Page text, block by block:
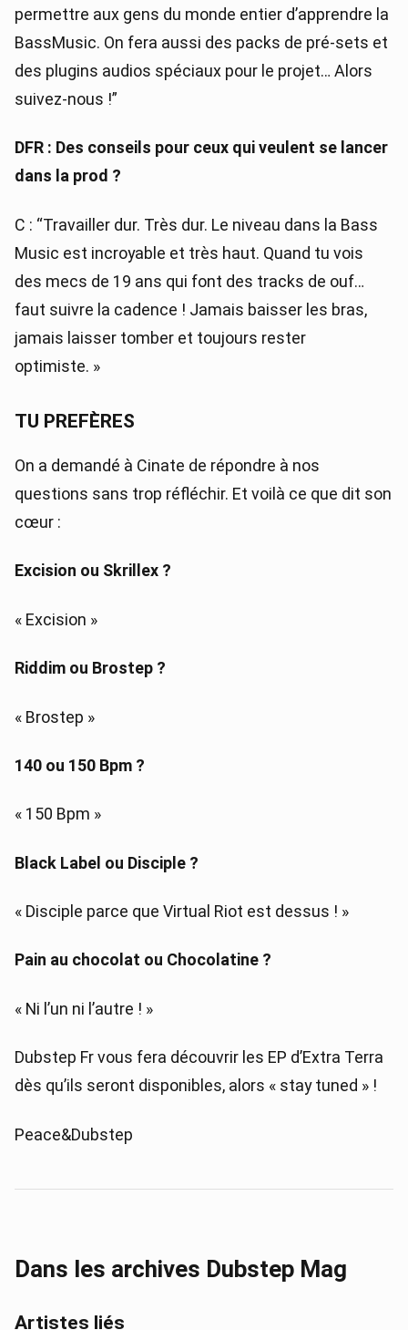
permettre aux gens du monde entier d’apprendre la
BassMusic. On fera aussi des packs de pré-sets et
des plugins audios spéciaux pour le projet… Alors
suivez-nous !”
DFR : Des conseils pour ceux qui veulent se lancer
dans la prod ?
C : “Travailler dur. Très dur. Le niveau dans la Bass
Music est incroyable et très haut. Quand tu vois
des mecs de 19 ans qui font des tracks de ouf…
faut suivre la cadence ! Jamais baisser les bras,
jamais laisser tomber et toujours rester
optimiste. »
TU PREFÈRES
On a demandé à Cinate de répondre à nos
questions sans trop réfléchir. Et voilà ce que dit son
cœur :
Excision ou Skrillex ?
« Excision »
Riddim ou Brostep ?
« Brostep »
140 ou 150 Bpm ?
« 150 Bpm »
Black Label ou Disciple ?
« Disciple parce que Virtual Riot est dessus ! »
Pain au chocolat ou Chocolatine ?
« Ni l’un ni l’autre ! »
Dubstep Fr vous fera découvrir les EP d’Extra Terra
dès qu’ils seront disponibles, alors « stay tuned » !
Peace&Dubstep
Dans les archives Dubstep Mag
Artistes liés